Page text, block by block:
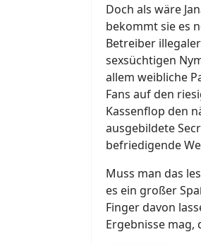
Doch als wäre
bekommt sie es
Betreiber
sexsüchtigen
allem weibliche
Fans auf den
Kassenflop den
ausgebildete
befriedigende
Muss man das
es ein großer
Finger davon
Ergebnisse